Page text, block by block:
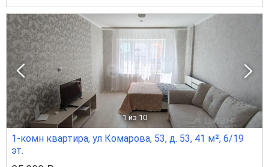
1 из 10
1-комн квартира, ул Комарова, 53, д. 53, 41 м², 6/19
эт.